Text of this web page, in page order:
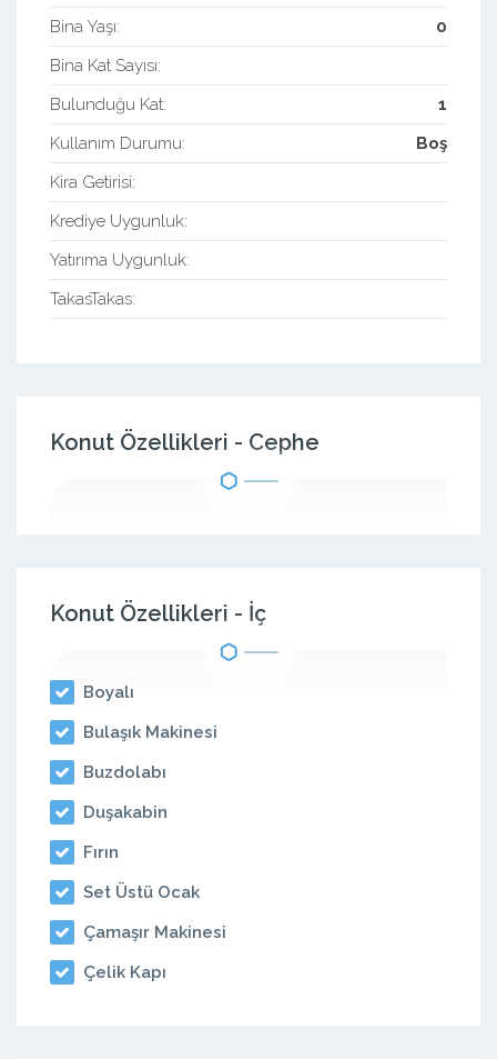
Bina Yaşı:
0
Bina Kat Sayısı:
Bulunduğu Kat:
1
Kullanım Durumu:
Boş
Kira Getirisi:
Krediye Uygunluk:
Yatırıma Uygunluk:
TakasTakas:
Konut Özellikleri - Cephe
Konut Özellikleri - İç
Boyalı
Bulaşık Makinesi
Buzdolabı
Duşakabin
Fırın
Set Üstü Ocak
Çamaşır Makinesi
Çelik Kapı